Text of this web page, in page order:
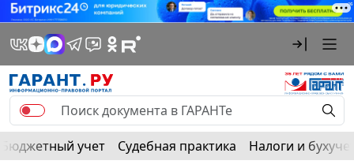
Бюджетный учет Судебная практика Налоги и